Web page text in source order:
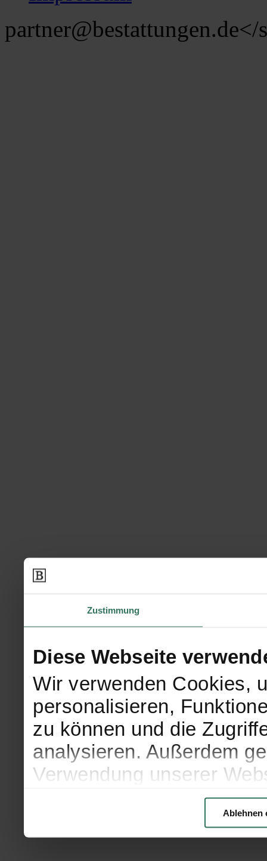
Zustimmung
Diese Webseite
Wir verwenden Cookies,
personalisieren,
zu können und die
analysieren. Außerdem
Verwendung unserer
soziale Medien,
Partner führen diese
weiteren Daten
Ablehnen
partner@bestattungen.de</